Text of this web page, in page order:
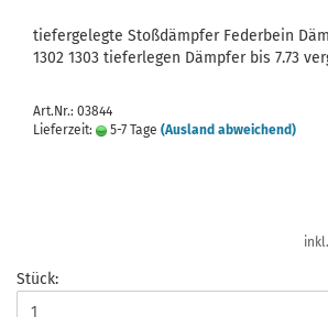
tiefergelegte Stoßdämpfer Federbein
1302 1303 tieferlegen Dämpfer bis 7.73
Art.Nr.: 03844
Lieferzeit:
5-7 Tage (Ausland abweichend)
Stück: